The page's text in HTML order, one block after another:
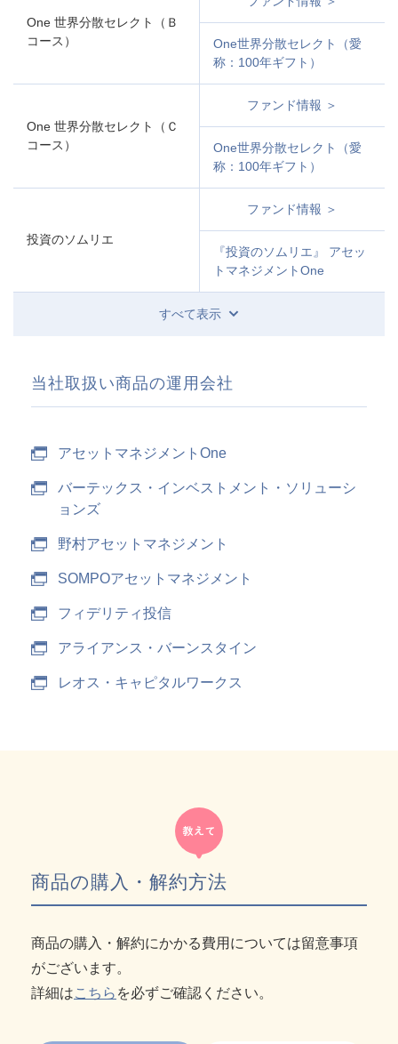
One 世界分散セレクト（Ｂ
コース）
One世界分散セレクト（愛
称：100年ギフト）
One 世界分散セレクト（Ｃ
コース）
ファンド情報 ＞
One世界分散セレクト（愛
称：100年ギフト）
投資のソムリエ
ファンド情報 ＞
『投資のソムリエ』 アセッ
トマネジメントOne
すべて表示
当社取扱い商品の運用会社
アセットマネジメントOne
バーテックス・インベストメント・ソリューシ
ョンズ
野村アセットマネジメント
SOMPOアセットマネジメント
フィデリティ投信
アライアンス・バーンスタイン
レオス・キャピタルワークス
商品の購入・解約方法
商品の購入・解約にかかる費用については留意事項
がございます。
詳細はこちら を必ずご確認ください。